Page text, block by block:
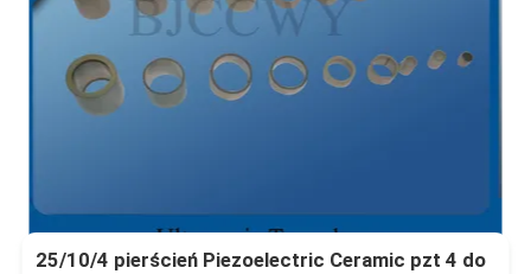
25/10/4 pierścień Piezoelectric Ceramic pzt 4 do